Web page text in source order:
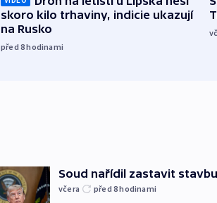
skoro kilo trhaviny, indicie ukazují
na Rusko
před 8hodinami
Soud nařídil zastavit
včera před 8hodinami